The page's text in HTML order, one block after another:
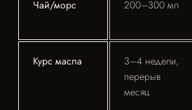
Чай/морс 200–300 мл
Курс масла
3–4 недели,
перерыв
месяц